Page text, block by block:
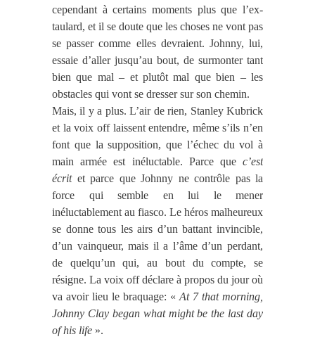
cependant à certains moments plus que l’ex-
taulard, et il se doute que les choses ne vont pas
se passer comme elles devraient. Johnny, lui,
essaie d’aller jusqu’au bout, de surmonter tant
bien que mal – et plutôt mal que bien – les
obstacles qui vont se dresser sur son chemin.
Mais, il y a plus. L’air de rien, Stanley Kubrick
et la voix off laissent entendre, même s’ils n’en
font que la supposition, que l’échec du vol à
main armée est inéluctable. Parce que c’est
écritet parce que Johnny ne contrôle pas la
force qui semble en lui le mener
inéluctablement au fiasco. Le héros malheureux
se donne tous les airs d’un battant invincible,
d’un vainqueur, mais il a l’âme d’un perdant,
de quelqu’un qui, au bout du compte, se
résigne. La voix off déclare à propos du jour où
va avoir lieu le braquage: « At 7 that morning,
Johnny Clay began what might be the last day
of his life ».